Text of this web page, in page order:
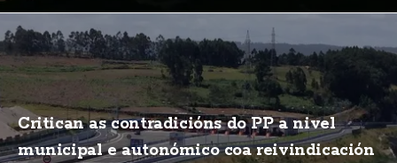
Critican as contradicións do PP a nivel
municipal e autonómico coa reivindicación